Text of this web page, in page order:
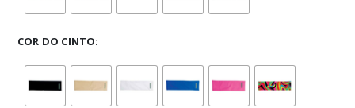
COR DO CINTO